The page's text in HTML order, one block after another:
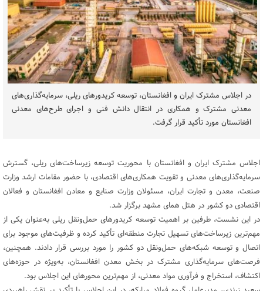
در اجلاس مشترک ایران و افغانستان، توسعه کریدورهای ریلی، سرمایه‌گذاری‌های
معدنی مشترک و همکاری در انتقال دانش فنی و اجرای طرح‌های معدنی
افغانستان مورد تأکید قرار گرفت.
اجلاس مشترک ایران و افغانستان با محوریت توسعه زیرساخت‌های ریلی، گسترش
سرمایه‌گذاری‌های معدنی و تقویت همکاری‌های اقتصادی، با حضور مقامات ارشد وزارت
صنعت، معدن و تجارت ایران، مسئولان وزارت صنایع و معادن افغانستان و فعالان
اقتصادی دو کشور در هتل همای مشهد برگزار شد.
در این نشست، طرفین بر اهمیت توسعه کریدورهای حمل‌ونقل ریلی به‌عنوان یکی از
مهم‌ترین زیرساخت‌های تسهیل تجارت منطقه‌ای تأکید کرده و ظرفیت‌های موجود برای
اتصال و توسعه شبکه‌های حمل‌ونقل دو کشور را مورد بررسی قرار دادند. همچنین،
فرصت‌های سرمایه‌گذاری مشترک در بخش معدن افغانستان، به‌ویژه در حوزه‌های
اکتشاف، استخراج و فرآوری مواد معدنی، از مهم‌ترین محورهای این اجلاس بود.